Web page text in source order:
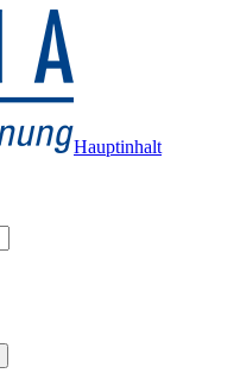
Hauptinhalt